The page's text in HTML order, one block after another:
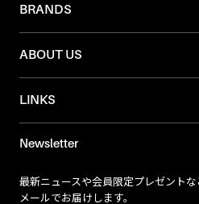
BRANDS
ABOUT US
LINKS
Newsletter
最新ニュースや会員限定プレゼント
メールでお届けします。